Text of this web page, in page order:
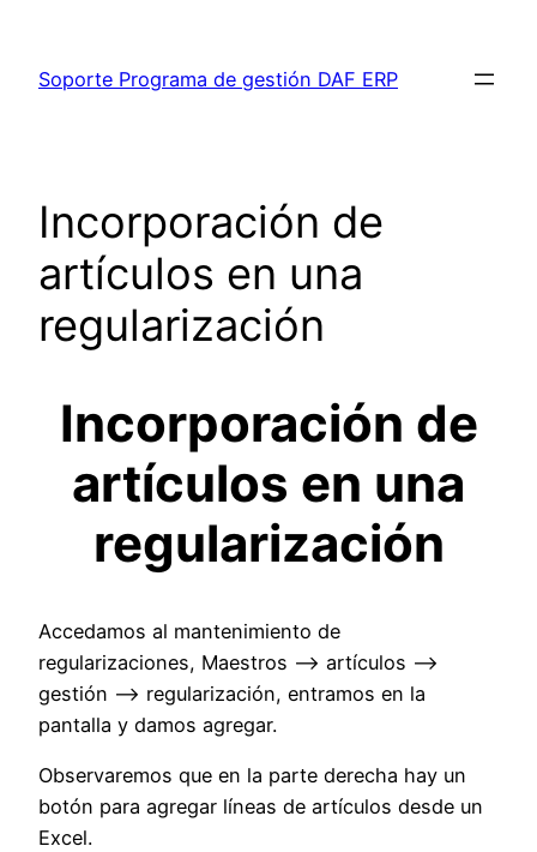
contenido
Soporte Programa de gestión DAF ERP
Incorporación de
artículos en una
regularización
Incorporación de
artículos en una
regularización
Accedamos al mantenimiento de
regularizaciones, Maestros –> artículos –>
gestión –> regularización, entramos en la
pantalla y damos agregar.
Observaremos que en la parte derecha hay un
botón para agregar líneas de artículos desde un
Excel.